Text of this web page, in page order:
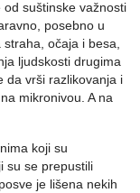
od suštinske važnosti
posebno u
očaja i besa,
ljudskosti drugima
da vrši razlikovanja i
mikronivou. A na
koji su
su se prepustili
je lišena nekih